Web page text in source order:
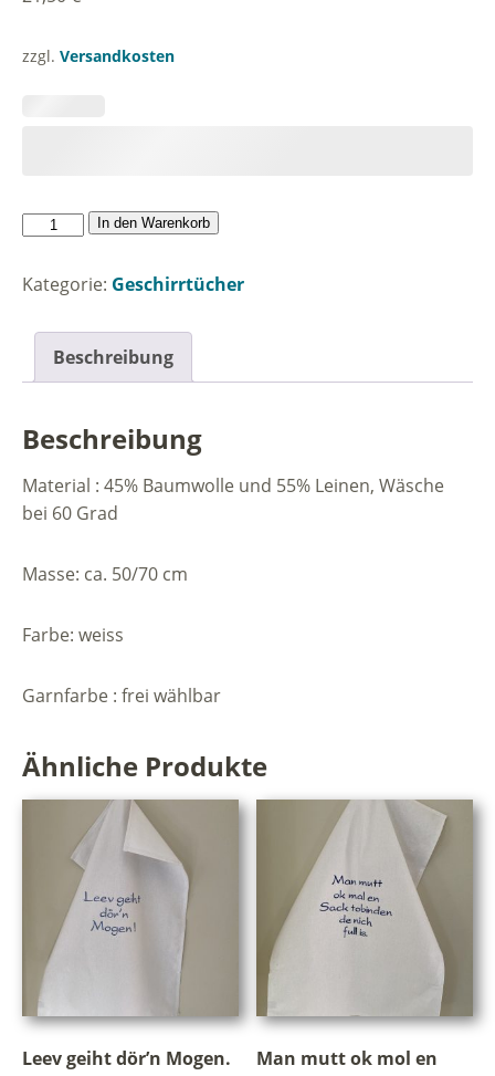
zzgl. Versandkosten
Drink
klor
is,
wat
is.
Menge
In den Warenkorb
Kategorie: Geschirrtücher
Beschreibung
Beschreibung
Material : 45% Baumwolle und 55% Leinen, Wäsche
bei 60 Grad
Masse: ca. 50/70 cm
Farbe: weiss
Garnfarbe : frei wählbar
Ähnliche Produkte
Leev geiht dör’n Mogen.
Man mutt ok mol en